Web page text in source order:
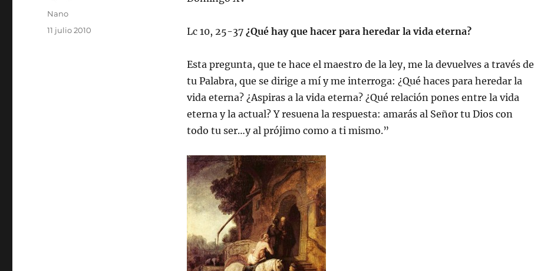
Lc 10, 25-37 ¿Qué hay que hacer para heredar la vida eterna?
Esta pregunta, que te hace el maestro de la ley, me la devuelves a través de
tu Palabra, que se dirige a mí y me interroga: ¿Qué haces para heredar la
vida eterna? ¿Aspiras a la vida eterna? ¿Qué relación pones entre la vida
eterna y la actual? Y resuena la respuesta: amarás al Señor tu Dios con
todo tu ser…y al prójimo como a ti mismo.”
Autor
Nano
Publicado
11 julio 2010